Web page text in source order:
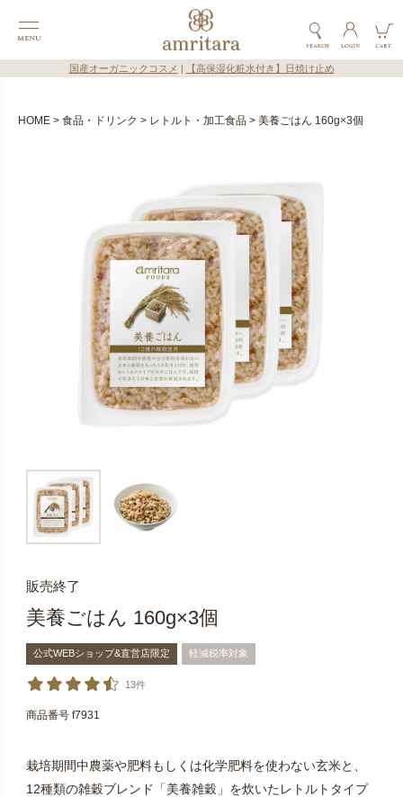
国産オーガニックコスメ 【高保湿化粧水付き】日焼け止め
HOME 食品・ドリンク レトルト・加工食品 美養ごはん 160g×3個
販売終了
美養ごはん 160g×3個
公式WEBショップ&直営店限定 軽減税率対象
13件
商品番号 f7931
栽培期間中農薬や肥料もしくは化学肥料を使わない玄米と、
12種類の雑穀ブレンド「美養雑穀」を炊いたレトルトタイプ